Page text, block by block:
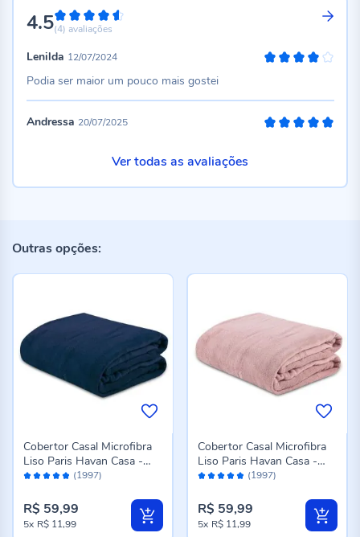
4.590%
(4) avaliações
Lenilda 12/07/2024
Podia ser maior um pouco mais gostei
Andressa 20/07/2025
Ver todas as avaliações
Outras opções:
Avaliação: (1997)
Cobertor Casal Microfibra
Liso Paris Havan Casa -
Azul Profundo
R$ 59,99
5x R$ 11,99
Avaliação: (1997)
Cobertor Casal Microfibra
Liso Paris Havan Casa -
Rose
R$ 59,99
5x R$ 11,99